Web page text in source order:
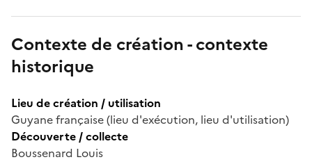
Contexte de création - contexte
historique
Lieu de création / utilisation
Guyane française (lieu d'exécution, lieu d'utilisation)
Découverte / collecte
Boussenard Louis